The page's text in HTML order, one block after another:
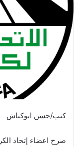
كتب/حسن ابوكباش
صرح اعضاء إتحاد